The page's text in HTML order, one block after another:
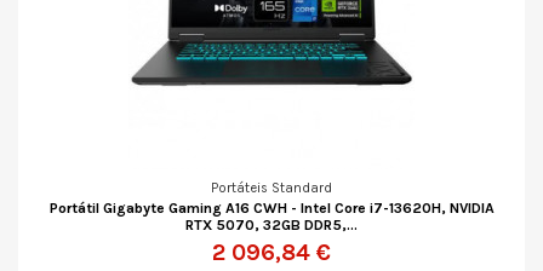
Portáteis Standard
Portátil Gigabyte Gaming A16 CWH - Intel Core i7-13620H, NVIDIA
RTX 5070, 32GB DDR5,...
2 096,84 €